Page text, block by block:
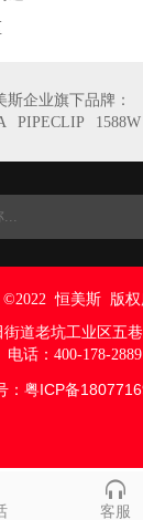
客服
斯企业旗下品牌：
PIPECLIP 1588W
©2022 恒美斯 版权
道老坑工业区五巷
话：400-178-2889
： 粤ICP备